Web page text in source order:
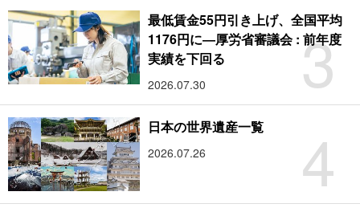
3
最低賃金55円引き上げ、全国平均
1176円に―厚労省審議会 : 前年度
実績を下回る
2026.07.30
4
日本の世界遺産一覧
2026.07.26